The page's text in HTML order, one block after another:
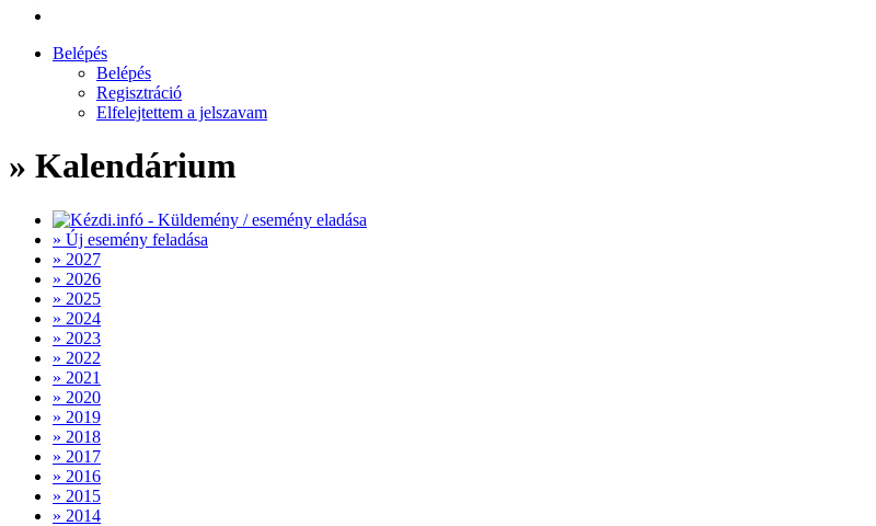
Belépés
Belépés
Regisztráció
Elfelejtettem a jelszavam
» Kalendárium
» Új esemény feladása
» 2027
» 2026
» 2025
» 2024
» 2023
» 2022
» 2021
» 2020
» 2019
» 2018
» 2017
» 2016
» 2015
» 2014